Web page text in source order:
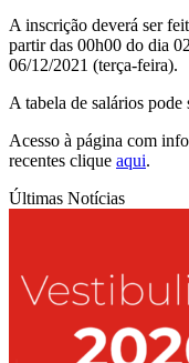
A inscrição deverá ser
partir das 00h00 do dia
06/12/2021 (terça-feira).
A tabela de salários pode
Acesso à página com
recentes clique aqui.
Últimas Notícias